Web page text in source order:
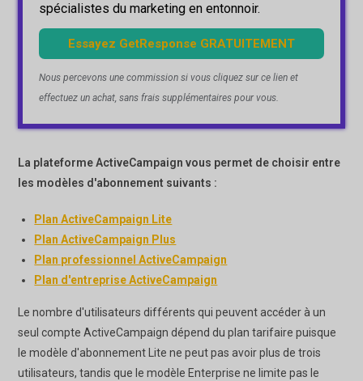
spécialistes du marketing en entonnoir.
Essayez GetResponse GRATUITEMENT
Nous percevons une commission si vous cliquez sur ce lien et
effectuez un achat, sans frais supplémentaires pour vous.
La plateforme ActiveCampaign vous permet de choisir entre
les modèles d'abonnement suivants :
Plan ActiveCampaign Lite
Plan ActiveCampaign Plus
Plan professionnel ActiveCampaign
Plan d'entreprise ActiveCampaign
Le nombre d'utilisateurs différents qui peuvent accéder à un
seul compte ActiveCampaign dépend du plan tarifaire puisque
le modèle d'abonnement Lite ne peut pas avoir plus de trois
utilisateurs, tandis que le modèle Enterprise ne limite pas le